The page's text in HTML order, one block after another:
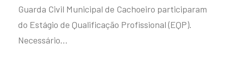
Guarda Civil Municipal de Cachoeiro participaram
do Estágio de Qualificação Profissional (EQP).
Necessário…